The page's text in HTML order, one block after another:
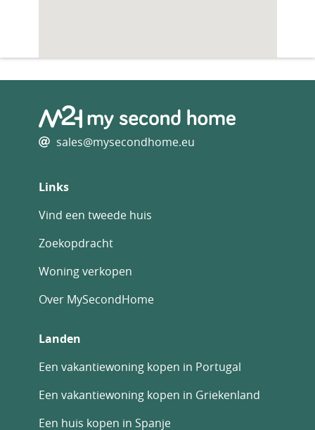
sales@mysecondhome.eu
Links
Vind een tweede huis
Zoekopdracht
Woning verkopen
Over MySecondHome
Landen
Een vakantiewoning kopen in Portugal
Een vakantiewoning kopen in Griekenland
Een huis kopen in Spanje